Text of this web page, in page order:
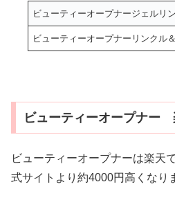
ビューティーオープナージェルリ
ビューティーオープナーリンクル
ビューティーオープナー
ビューティーオープナーは楽天
式サイトより約4000円高くなり